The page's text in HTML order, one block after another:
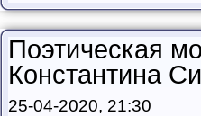
Поэтическая
Константина
25-04-2020, 21:30